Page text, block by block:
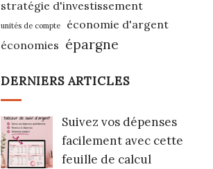
stratégie d'investissement
unités de compte
économie d'argent
économies épargne
DERNIERS ARTICLES
Suivez vos dépenses
facilement avec cette
feuille de calcul